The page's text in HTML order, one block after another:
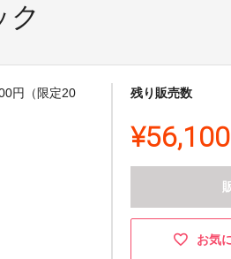
ク
円（限定20
残り販売数
¥56,100
お気